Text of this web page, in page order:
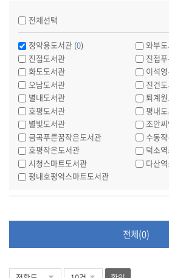
전체선택
정약용도서관 (0)
와부
진접도서관
진접
화도도서관
이석
오남도서관
진건
별내도서관
퇴계
호평도서관
평내
별빛도서관
조안
금곡푸른꿈작은도서관
수동
호평작은도서관
덕소
시청스마트도서관
다산
평내호평역스마트도서관
전체(0)